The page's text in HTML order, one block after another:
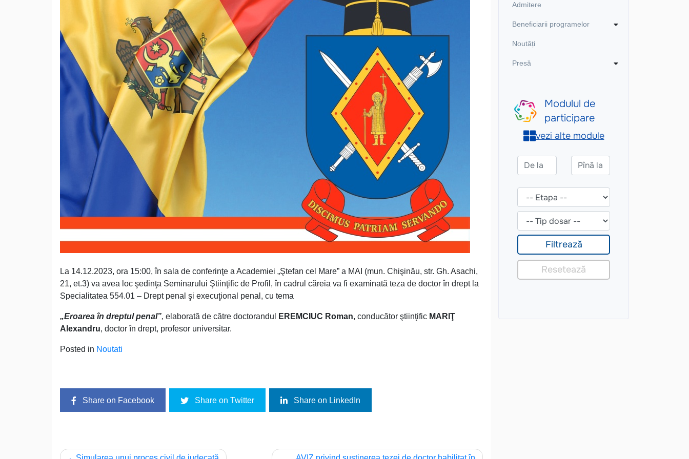
La 14.12.2023, ora 15:00, în sala de conferinţe a Academiei „Ştefan cel Mare” a MAI (mun. Chişinău, str. Gh. Asachi,
21, et.3) va avea loc şedinţa Seminarului Ştiinţific de Profil, în cadrul căreia va fi examinată teza de doctor în drept la
Specialitatea 554.01 – Drept penal şi execuţional penal, cu tema
„Eroarea în dreptul penal”, elaborată de către doctorandul EREMCIUC Roman, conducător ştiinţific MARIŢ
Alexandru, doctor în drept, profesor universitar.
Posted in Noutati
Share on Facebook Share on Twitter Share on LinkedIn
Admitere
Beneficiarii programelor
Noutăți
Presă